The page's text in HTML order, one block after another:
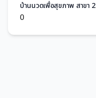
บ้านนวดเพื่อสุขภาพ สาขา 2
0